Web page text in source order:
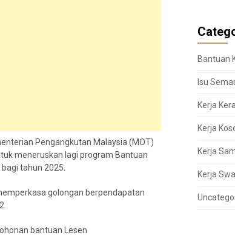
Pengangkutan Malaysia (MOT)
meneruskan lagi program Bantuan
tahun 2025.
golongan berpendapatan
bantuan Lesen
Bantuan
Isu
Kerja
Kerja
Kerja
Kerja